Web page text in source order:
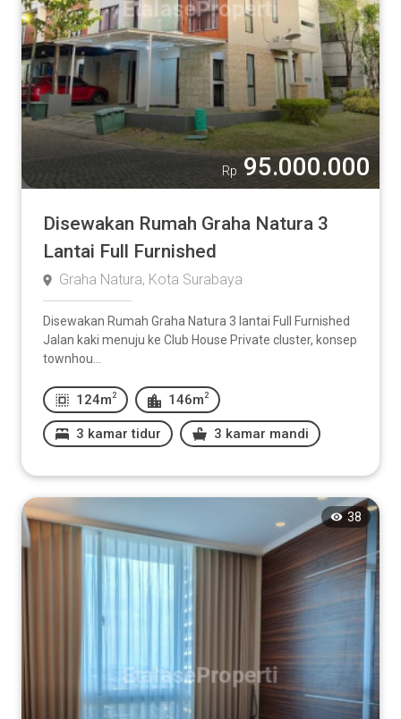
Rp 95.000.000
Disewakan Rumah Graha Natura 3
Lantai Full Furnished
Graha Natura, Kota Surabaya
Disewakan Rumah Graha Natura 3 lantai Full Furnished
Jalan kaki menuju ke Club House Private cluster, konsep
townhou...
124m 2 146m 2
3 kamar tidur 3 kamar mandi
38